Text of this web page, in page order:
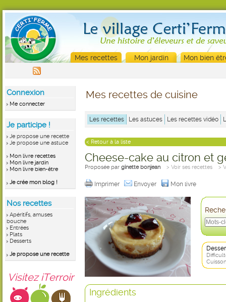
Mes recettes Mon jardin Mon bien
Connexion
Me connecter
Je participe !
Je propose une recette
Je propose une astuce
Mon livre recettes
Mon livre jardin
Mon livre bien-être
Je crée mon blog !
Nos recettes
Apéritifs, amuses
bouche
Entrées
Plats
Desserts
Je propose une recette
Visitez iTerroir
Mes recettes de cuisine
Les recettes Les astuces Les recettes vidéo
< Retour à la liste
Cheese-cake au citron et
Proposée par ginette bonjean > Voir ses recettes >
Imprimer Envoyer Mon livre
Ingrédients